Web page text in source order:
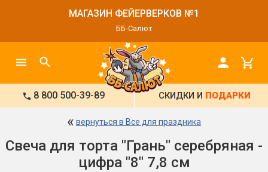
МАГАЗИН ФЕЙЕРВЕРКОВ №1
ББ-Салют
8 800 500-39-89 СКИДКИ И ПОДАРКИ
« вернуться в Все для праздника
Свеча для торта "Грань" серебряная -
цифра "8" 7,8 см